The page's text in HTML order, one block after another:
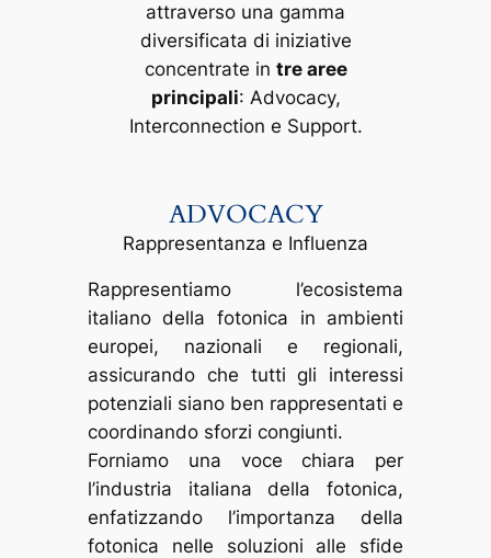
attraverso una gamma
diversificata di iniziative
concentrate in tre aree
principali: Advocacy,
Interconnection e Support.
ADVOCACY
Rappresentanza e Influenza
Rappresentiamo l’ecosistema
italiano della fotonica in ambienti
europei, nazionali e regionali,
assicurando che tutti gli interessi
potenziali siano ben rappresentati e
coordinando sforzi congiunti.
Forniamo una voce chiara per
l’industria italiana della fotonica,
enfatizzando l’importanza della
fotonica nelle soluzioni alle sfide